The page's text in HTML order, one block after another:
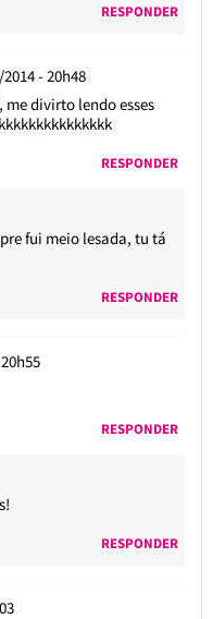
RESPONDER
- 20h48
me divirto lendo esses
RESPONDER
fui meio lesada, tu tá
RESPONDER
RESPONDER
RESPONDER